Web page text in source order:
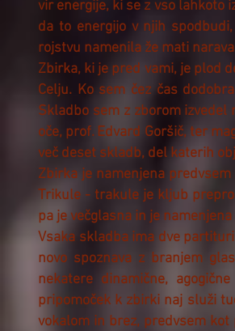
vir energije, ki se z vso lahkoto
da to energijo v njih
rojstvu namenila že mati
Zbirka, ki je pred vami, je plod
Celju. Ko sem čez čas
Skladbo sem z zborom
oče, prof. Edvard Goršič, ter
več deset skladb, del katerih
Zbirka je namenjena
Trikule - trakule je kljub
pa je večglasna in je
Vsaka skladba ima dve
novo spoznava z branjem
nekatere dinamične,
pripomoček k zbirki naj služi
vokalom in brez, predvsem